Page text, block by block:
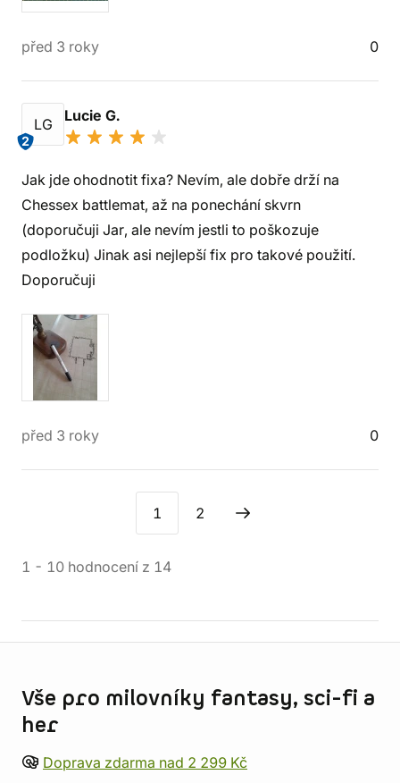
před 3 roky 0
LG
2
Lucie G.
Jak jde ohodnotit fixa? Nevím, ale dobře drží na
Chessex battlemat, až na ponechání skvrn
(doporučuji Jar, ale nevím jestli to poškozuje
podložku) Jinak asi nejlepší fix pro takové použití.
Doporučuji
před 3 roky 0
1 2
1 - 10 hodnocení z 14
Vše pro milovníky fantasy, sci-fi a
her
Doprava zdarma nad 2 299 Kč